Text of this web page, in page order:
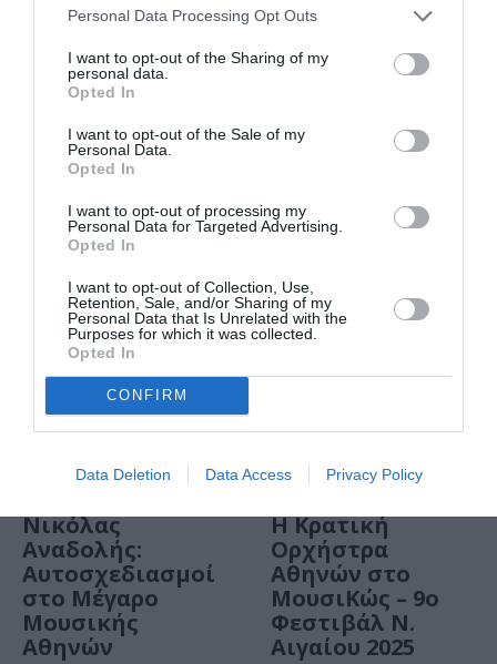
Personal Data Processing Opt Outs
I want to opt-out of the Sharing of my
personal data.
Opted In
I want to opt-out of the Sale of my
Personal Data.
Opted In
I want to opt-out of processing my
Personal Data for Targeted Advertising.
Opted In
I want to opt-out of Collection, Use,
Retention, Sale, and/or Sharing of my
Personal Data that Is Unrelated with the
Purposes for which it was collected.
Opted In
CONFIRM
Data Deletion Data Access Privacy Policy
Theater
ΜΟΥΣΙΚΗ / ΜΟΥΣΙΚΑ ΝΕΑ
Εορταστικό
Γκαλά: Ένας
γύρος του
κόσμου με την
Κρατική
Ορχήστρα
Αθηνών στο
Μέγαρο
Μουσικής
ΜΟΥΣΙΚΗ / ΜΟΥΣΙΚΑ ΝΕΑ
Γιορτάζουμε τα
Αθηνών!
Νικόλας
Αναδολής:
Αυτοσχεδιασμοί
στο Μέγαρο
Μουσικής
Αθηνών
ΦΕΣΤΙΒΑΛ / ΝΕΑ
Η Κρατική
Ορχήστρα
Αθηνών στο
ΜουσιΚώς – 9ο
Φεστιβάλ Ν.
Αιγαίου 2025